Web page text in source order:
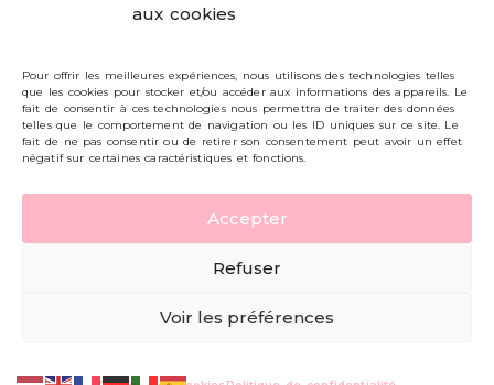
aux cookies
Pour offrir les meilleures expériences, nous utilisons des technologies telles
que les cookies pour stocker et/ou accéder aux informations des appareils. Le
fait de consentir à ces technologies nous permettra de traiter des données
telles que le comportement de navigation ou les ID uniques sur ce site. Le
fait de ne pas consentir ou de retirer son consentement peut avoir un effet
négatif sur certaines caractéristiques et fonctions.
Accepter
Refuser
Voir les préférences
Livraisons et retours
Mon compte
Carte cadeau
Politique de confidentialité
Mentions légales - CGV
© AIKOP 2026, tous droits réservés.